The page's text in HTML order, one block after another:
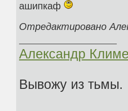
ашипкаф
Отредактировано
Александр
Вывожу из тьмы.